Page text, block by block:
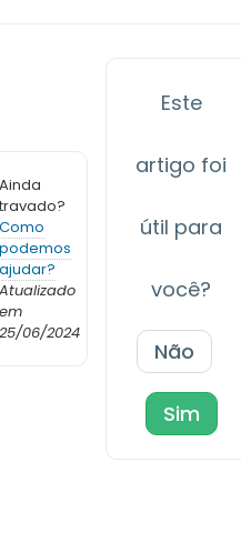
Ainda
travado?
Como
podemos
ajudar?
Atualizado
em
25/06/2024
Este
artigo foi
útil para
você?
Não
Sim